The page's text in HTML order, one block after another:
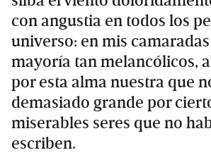
con angustia en todos los
universo: en mis
mayoría tan melancólicos,
por esta alma nuestra que
demasiado grande por
miserables seres que no
escriben.